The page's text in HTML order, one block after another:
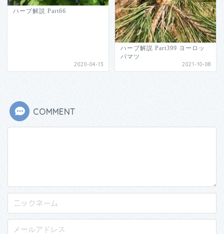
ハーブ解説 Part66
2020-04-13
ハーブ解説 Part399 ヨーロッ
パマツ
2021-10-08
COMMENT